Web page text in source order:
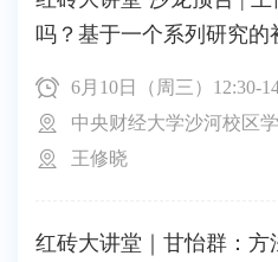
吗？基于一个系列研究的
6月10日（周三）12:30-
中央财经大学沙河校区
王修晓
红砖大讲堂｜甘怡群：